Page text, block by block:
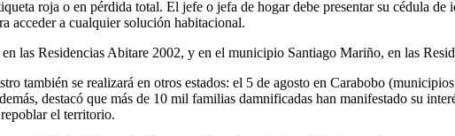
roja o en pérdida total. El jefe o jefa de hogar debe presentar su cédula
acceder a cualquier solución habitacional.
las Residencias Abitare 2002, y en el municipio Santiago Mariño, en las
también se realizará en otros estados: el 5 de agosto en Carabobo
destacó que más de 10 mil familias damnificadas han manifestado su
el territorio.